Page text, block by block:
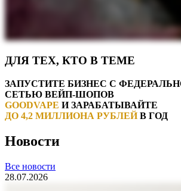
ДЛЯ ТЕХ, КТО В ТЕМЕ
ЗАПУСТИТЕ БИЗНЕС C
СЕТЬЮ ВЕЙП-ШОПОВ
GOODVAPE И ЗАРАБАТЫВАЙТЕ
ДО 4,2 МИЛЛИОНА РУБЛЕЙВ ГОД
Новости
Все новости
28.07.2026